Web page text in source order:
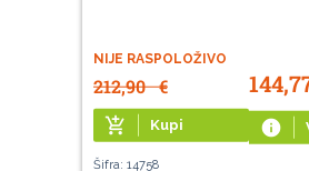
NIJE RASPOLOŽIVO
212,90€
add_shopping_cart Kupi info
Šifra: 14758